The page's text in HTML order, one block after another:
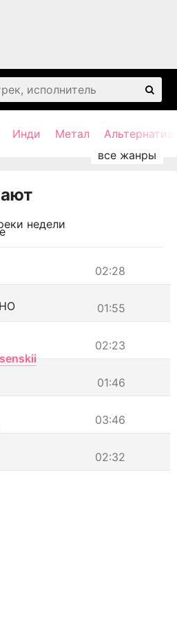
Инди Метал
недели
02:28
01:55
02:23
01:46
03:46
02:32